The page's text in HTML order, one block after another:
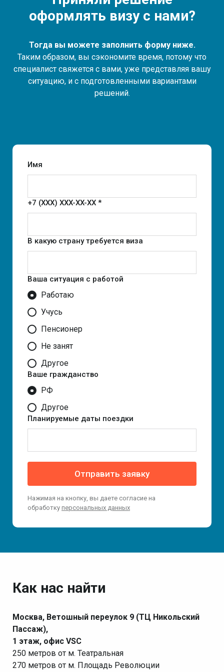
оформлять визу с нами?
Тогда вы можете заполнить форму ниже.
Таким образом, вы сэкономите время, потому что
специалист свяжется с вами, уже представляя вашу
ситуацию, и с подготовленными вариантами
решений.
Имя
+7 (XXX) XXX-XX-XX *
В какую страну требуется виза
Ваша ситуация с работой
Работаю
Учусь
Пенсионер
Не занят
Другое
Ваше гражданство
РФ
Другое
Планируемые даты поездки
Отправить заявку
Нажимая на кнопку, вы даете согласие на
обработку персональных данных
Как нас найти
Москва, Ветошный переулок 9 (ТЦ Никольский
Пассаж),
1 этаж, офис VSC
250 метров от м. Театральная
270 метров от м. Площадь Революции